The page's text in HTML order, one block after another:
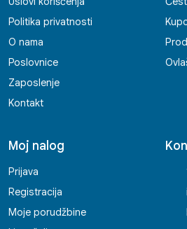
Politika privatnosti
O nama
Poslovnice
Zaposlenje
Kontakt
Moj nalog
Prijava
Registracija
Moje porudžbine